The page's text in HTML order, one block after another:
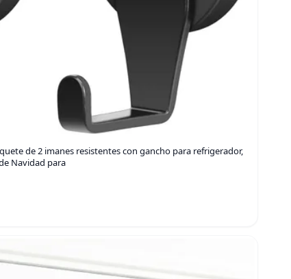
de 2 imanes resistentes con gancho para refrigerador,
Navidad para